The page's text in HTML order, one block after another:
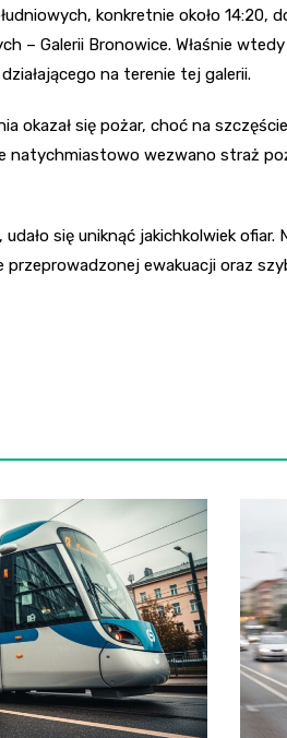
konkretnie około 14:20,
– Galerii Bronowice. Właśnie
na terenie tej galerii.
okazał się pożar, choć na
natychmiastowo wezwano straż
się uniknąć jakichkolwiek
przeprowadzonej ewakuacji oraz